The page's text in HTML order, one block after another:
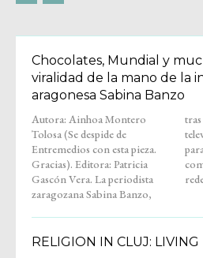
Chocolates, Mundial y
viralidad de la mano de la
aragonesa Sabina Banzo
Autora: Ainhoa Montero
Tolosa (Se despide de
Entremedios con esta pieza.
Gracias). Editora: Patricia
Gascón Vera. La periodista
zaragozana Sabina Banzo,
tras años como reportera de
televisión y locutora de spots
para grandes marcas,
comenzó su andadura en
RELIGION IN CLUJ: